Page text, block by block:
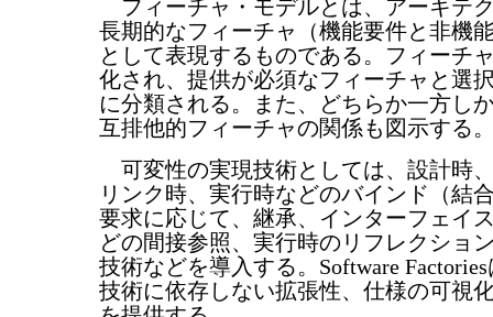
フィーチャ・モデルとは、アーキテ
長期的なフィーチャ（機能要件と非機
として表現するものである。フィーチ
化され、提供が必須なフィーチャと選
に分類される。また、どちらか一方し
互排他的フィーチャの関係も図示する
可変性の実現技術としては、設計時
リンク時、実行時などのバインド（結
要求に応じて、継承、インターフェイ
どの間接参照、実行時のリフレクショ
技術などを導入する。Software
技術に依存しない拡張性、仕様の可視